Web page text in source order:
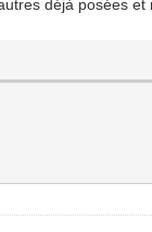
déjà posées